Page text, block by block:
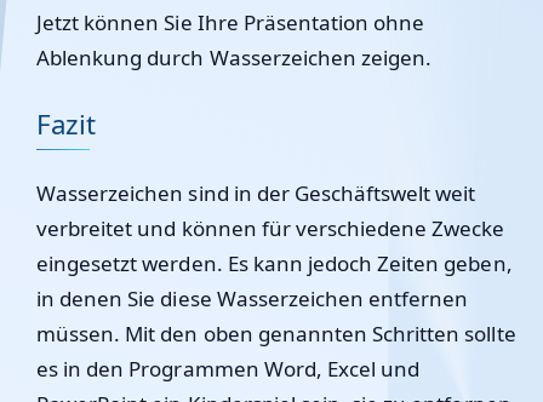
Jetzt können Sie Ihre Präsentation ohne
Ablenkung durch Wasserzeichen zeigen.
Fazit
Wasserzeichen sind in der Geschäftswelt weit
verbreitet und können für verschiedene Zwecke
eingesetzt werden. Es kann jedoch Zeiten geben,
in denen Sie diese Wasserzeichen entfernen
müssen. Mit den oben genannten Schritten sollte
es in den Programmen Word, Excel und